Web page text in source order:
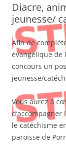
Diacre,
jeunesse/
Afin de
évangélique de
concours un
jeunesse/
Vous aurez à
le catéchisme
paroisse de